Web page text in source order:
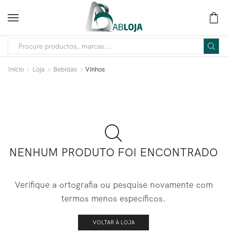
Início Loja Bebidas Vinhos
NENHUM PRODUTO FOI ENCONTRADO
Verifique a ortografia ou pesquise novamente com
termos menos específicos.
VOLTAR À LOJA